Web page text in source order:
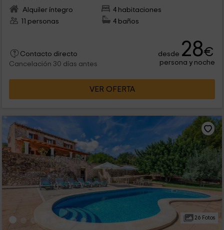
Alquiler íntegro
4 habitaciones
11 personas
4 baños
Contacto directo
Cancelación 30 días antes
desde 28€
persona y noche
VER OFERTA
26 Fotos